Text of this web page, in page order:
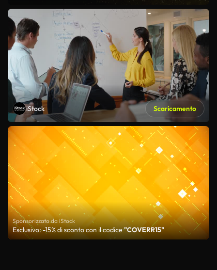
iStock Scaricamento
Sponsorizzato da iStock
Esclusivo: -15% di sconto con il codice"COVERR15"